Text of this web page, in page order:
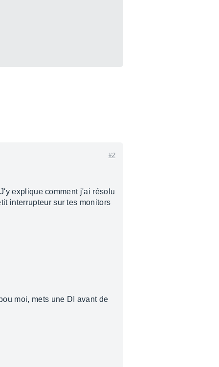
#2
explique comment j'ai résolu
interrupteur sur tes monitors
moi, mets une DI avant de